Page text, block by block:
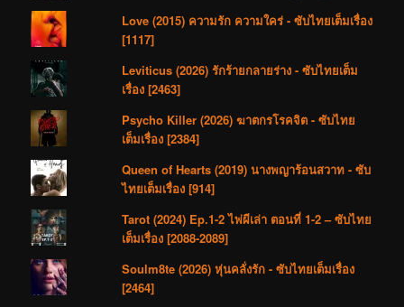
Love (2015) ความรัก ความใคร่ - ซับไทยเต็มเรื่อง
[1117]
Leviticus (2026) รักร้ายกลายร่าง - ซับไทยเต็ม
เรื่อง [2463]
Psycho Killer (2026) ฆาตกรโรคจิต - ซับไทย
เต็มเรื่อง [2384]
Queen of Hearts (2019) นางพญาร้อนสวาท - ซับ
ไทยเต็มเรื่อง [914]
Tarot (2024) Ep.1-2 ไพ่ผีเล่า ตอนที่ 1-2 – ซับไทย
เต็มเรื่อง [2088-2089]
Soulm8te (2026) หุ่นคลั่งรัก - ซับไทยเต็มเรื่อง
[2464]